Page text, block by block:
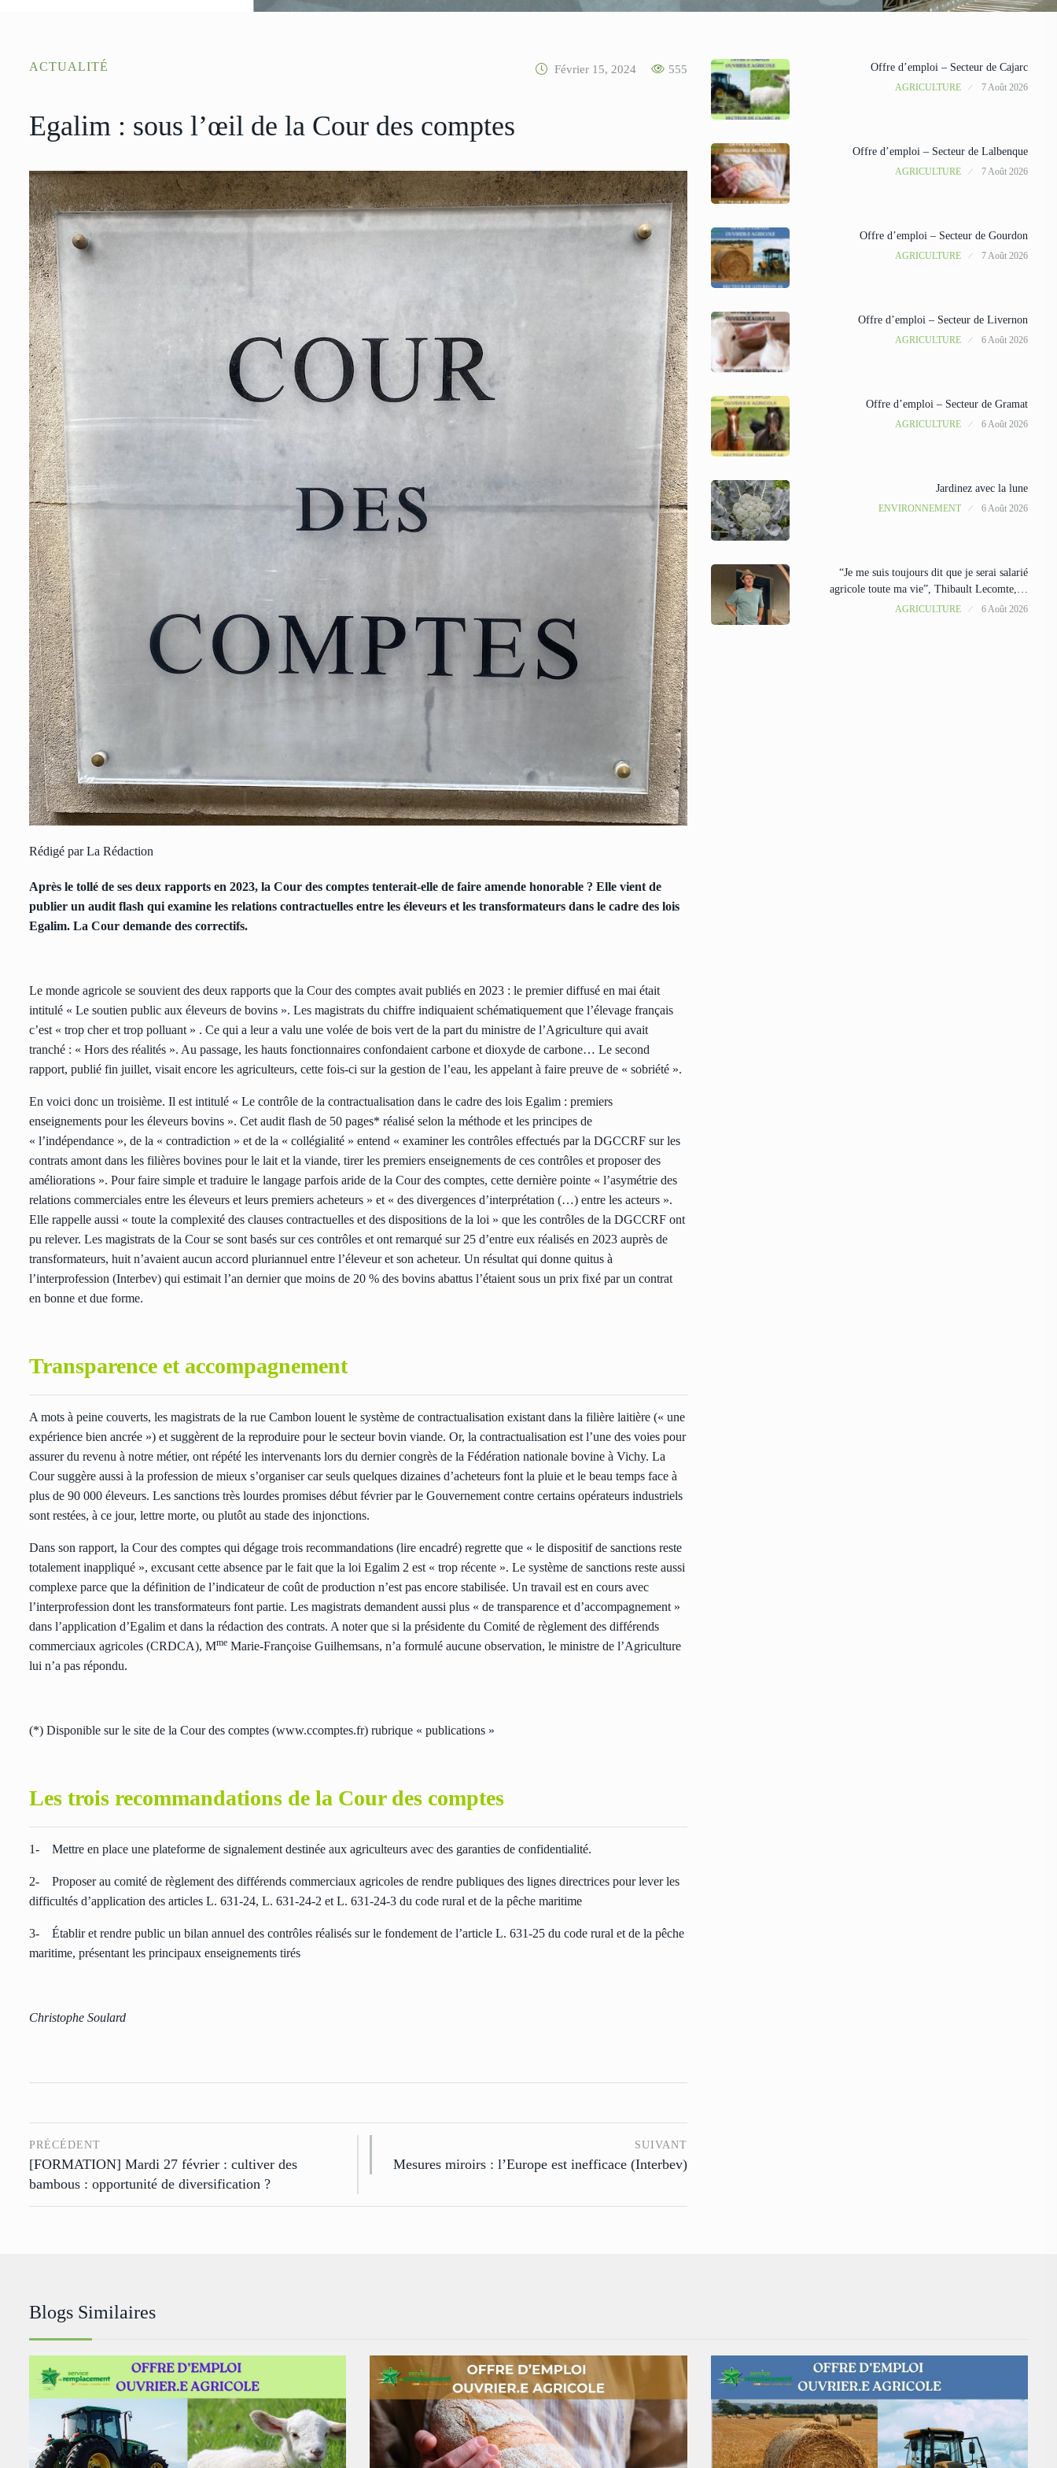
ACTUALITÉ Février 15, 2024 555
Egalim : sous l’œil de la Cour des comptes
Rédigé par La Rédaction
Après le tollé de ses deux rapports en 2023, la Cour des comptes tenterait-elle de faire amende honorable ? Elle vient de
publier un audit flash qui examine les relations contractuelles entre les éleveurs et les transformateurs dans le cadre des lois
Egalim. La Cour demande des correctifs.
Le monde agricole se souvient des deux rapports que la Cour des comptes avait publiés en 2023 : le premier diffusé en mai était
intitulé « Le soutien public aux éleveurs de bovins ». Les magistrats du chiffre indiquaient schématiquement que l’élevage français
c’est « trop cher et trop polluant » . Ce qui a leur a valu une volée de bois vert de la part du ministre de l’Agriculture qui avait
tranché : « Hors des réalités ». Au passage, les hauts fonctionnaires confondaient carbone et dioxyde de carbone… Le second
rapport, publié fin juillet, visait encore les agriculteurs, cette fois-ci sur la gestion de l’eau, les appelant à faire preuve de « sobriété ».
En voici donc un troisième. Il est intitulé « Le contrôle de la contractualisation dans le cadre des lois Egalim : premiers
enseignements pour les éleveurs bovins ». Cet audit flash de 50 pages* réalisé selon la méthode et les principes de
« l’indépendance », de la « contradiction » et de la « collégialité » entend « examiner les contrôles effectués par la DGCCRF sur les
contrats amont dans les filières bovines pour le lait et la viande, tirer les premiers enseignements de ces contrôles et proposer des
améliorations ». Pour faire simple et traduire le langage parfois aride de la Cour des comptes, cette dernière pointe « l’asymétrie des
relations commerciales entre les éleveurs et leurs premiers acheteurs » et « des divergences d’interprétation (…) entre les acteurs ».
Elle rappelle aussi « toute la complexité des clauses contractuelles et des dispositions de la loi » que les contrôles de la DGCCRF ont
pu relever. Les magistrats de la Cour se sont basés sur ces contrôles et ont remarqué sur 25 d’entre eux réalisés en 2023 auprès de
transformateurs, huit n’avaient aucun accord pluriannuel entre l’éleveur et son acheteur. Un résultat qui donne quitus à
l’interprofession (Interbev) qui estimait l’an dernier que moins de 20 % des bovins abattus l’étaient sous un prix fixé par un contrat
en bonne et due forme.
Transparence et accompagnement
A mots à peine couverts, les magistrats de la rue Cambon louent le système de contractualisation existant dans la filière laitière (« une
expérience bien ancrée ») et suggèrent de la reproduire pour le secteur bovin viande. Or, la contractualisation est l’une des voies pour
assurer du revenu à notre métier, ont répété les intervenants lors du dernier congrès de la Fédération nationale bovine à Vichy. La
Cour suggère aussi à la profession de mieux s’organiser car seuls quelques dizaines d’acheteurs font la pluie et le beau temps face à
plus de 90 000 éleveurs. Les sanctions très lourdes promises début février par le Gouvernement contre certains opérateurs industriels
sont restées, à ce jour, lettre morte, ou plutôt au stade des injonctions.
Dans son rapport, la Cour des comptes qui dégage trois recommandations (lire encadré) regrette que « le dispositif de sanctions reste
totalement inappliqué », excusant cette absence par le fait que la loi Egalim 2 est « trop récente ». Le système de sanctions reste aussi
complexe parce que la définition de l’indicateur de coût de production n’est pas encore stabilisée. Un travail est en cours avec
l’interprofession dont les transformateurs font partie. Les magistrats demandent aussi plus « de transparence et d’accompagnement »
dans l’application d’Egalim et dans la rédaction des contrats. A noter que si la présidente du Comité de règlement des différends
commerciaux agricoles (CRDCA), Mme Marie-Françoise Guilhemsans, n’a formulé aucune observation, le ministre de l’Agriculture
lui n’a pas répondu.
(*) Disponible sur le site de la Cour des comptes (www.ccomptes.fr) rubrique « publications »
Les trois recommandations de la Cour des comptes
1- Mettre en place une plateforme de signalement destinée aux agriculteurs avec des garanties de confidentialité.
2- Proposer au comité de règlement des différends commerciaux agricoles de rendre publiques des lignes directrices pour lever les
difficultés d’application des articles L. 631-24, L. 631-24-2 et L. 631-24-3 du code rural et de la pêche maritime
3- Établir et rendre public un bilan annuel des contrôles réalisés sur le fondement de l’article L. 631-25 du code rural et de la pêche
maritime, présentant les principaux enseignements tirés
Christophe Soulard
PRÉCÉDENT
[FORMATION] Mardi 27 février : cultiver des
bambous : opportunité de diversification ?
SUIVANT
Mesures miroirs : l’Europe est inefficace (Interbev)
Offre d’emploi – Secteur de Cajarc
AGRICULTURE 7 Août 2026
Offre d’emploi – Secteur de Lalbenque
AGRICULTURE 7 Août 2026
Offre d’emploi – Secteur de Gourdon
AGRICULTURE 7 Août 2026
Offre d’emploi – Secteur de Livernon
AGRICULTURE 6 Août 2026
Offre d’emploi – Secteur de Gramat
AGRICULTURE 6 Août 2026
Jardinez avec la lune
ENVIRONNEMENT 6 Août 2026
“Je me suis toujours dit que je serai salarié
agricole toute ma vie”, Thibault Lecomte,…
AGRICULTURE 6 Août 2026
Blogs Similaires